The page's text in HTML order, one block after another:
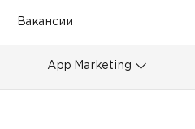
Вакансии
App Marketing